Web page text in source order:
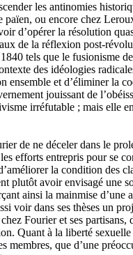
les antinomies
ou encore chez
d’opérer la résolution
de la réflexion post-
tels que le fusionisme
des idéologies
ensemble et d’éliminer la
jouissant de
irréfutable ; mais elle
de ne déceler dans le
efforts entrepris pour se
la condition des
plutôt avoir envisagé une
ainsi la mainmise d’une
voir dans ses thèses un
Fourier et ses partisans,
Quant à la liberté
membres, que d’une